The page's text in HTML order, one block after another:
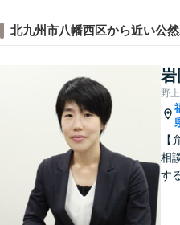
北九州市八幡西区から近い公
野
相
す